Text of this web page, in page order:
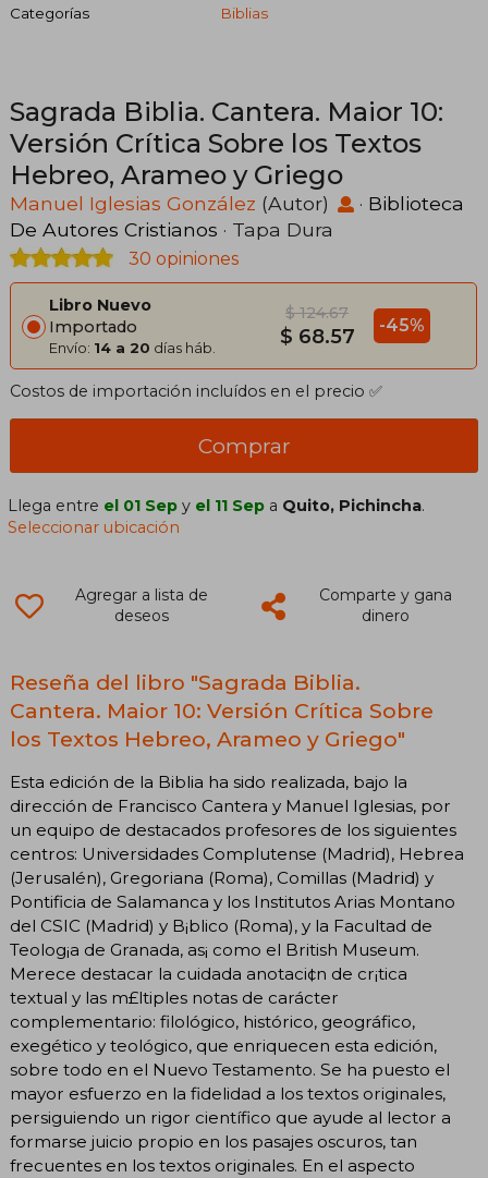
Categorías
Biblias
Sagrada Biblia. Cantera. Maior 10:
Versión Crítica Sobre los Textos
Hebreo, Arameo y Griego
Manuel Iglesias González (Autor) · Biblioteca
De Autores Cristianos · Tapa Dura
30 opiniones
Libro Nuevo
Importado
Envío: 14 a 20 días háb.
$ 124.67
$ 68.57 -45%
Costos de importación incluídos en el precio ✅
Comprar
Llega entre el 01 Sep y el 11 Sep a Quito, Pichincha.
Seleccionar ubicación
Agregar a lista de
deseos
Comparte y gana
dinero
Reseña del libro "Sagrada Biblia.
Cantera. Maior 10: Versión Crítica Sobre
los Textos Hebreo, Arameo y Griego"
Esta edición de la Biblia ha sido realizada, bajo la
dirección de Francisco Cantera y Manuel Iglesias, por
un equipo de destacados profesores de los siguientes
centros: Universidades Complutense (Madrid), Hebrea
(Jerusalén), Gregoriana (Roma), Comillas (Madrid) y
Pontificia de Salamanca y los Institutos Arias Montano
del CSIC (Madrid) y B¡blico (Roma), y la Facultad de
Teolog¡a de Granada, as¡ como el British Museum.
Merece destacar la cuidada anotaci¢n de cr¡tica
textual y las m£ltiples notas de carácter
complementario: filológico, histórico, geográfico,
exegético y teológico, que enriquecen esta edición,
sobre todo en el Nuevo Testamento. Se ha puesto el
mayor esfuerzo en la fidelidad a los textos originales,
persiguiendo un rigor científico que ayude al lector a
formarse juicio propio en los pasajes oscuros, tan
frecuentes en los textos originales. En el aspecto